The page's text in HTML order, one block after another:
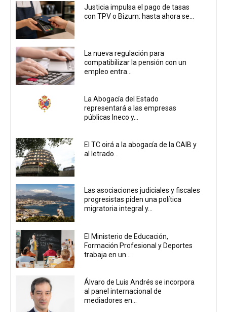
Justicia impulsa el pago de tasas
con TPV o Bizum: hasta ahora se...
La nueva regulación para
compatibilizar la pensión con un
empleo entra...
La Abogacía del Estado
representará a las empresas
públicas Ineco y...
El TC oirá a la abogacía de la CAIB y
al letrado...
Las asociaciones judiciales y fiscales
progresistas piden una política
migratoria integral y...
El Ministerio de Educación,
Formación Profesional y Deportes
trabaja en un...
Álvaro de Luis Andrés se incorpora
al panel internacional de
mediadores en...